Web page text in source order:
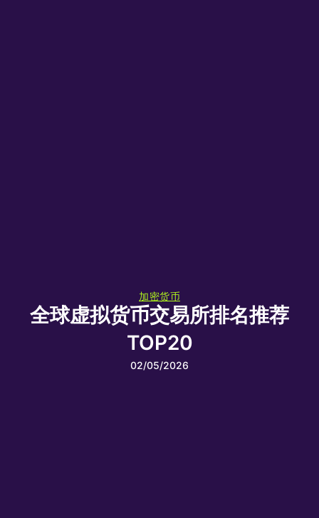
加密货币
全球虚拟货币交易所排名推荐
TOP20
02/05/2026